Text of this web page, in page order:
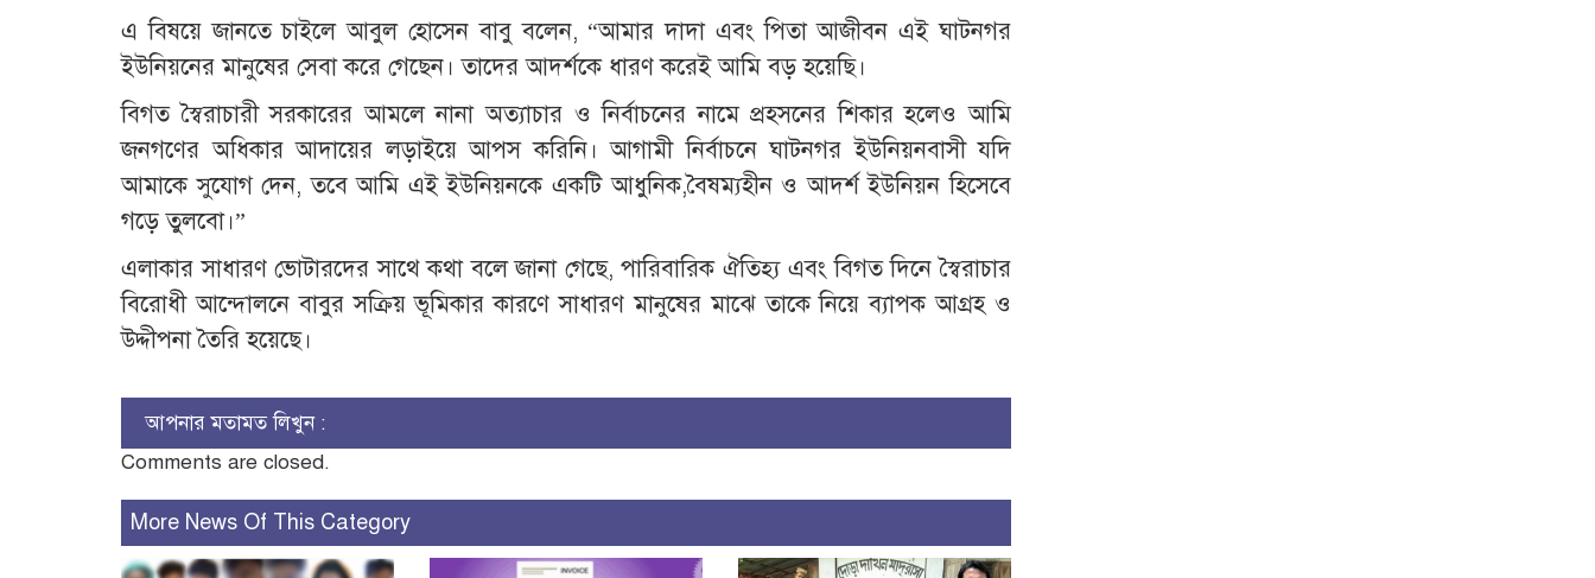
​এ বিষয়ে জানতে চাইলে আবুল হোসেন বাবু বলেন, “আমার দাদা এবং পিতা আজীবন এই ঘাটনগর
ইউনিয়নের মানুষের সেবা করে গেছেন। তাদের আদর্শকে ধারণ করেই আমি বড় হয়েছি।
বিগত স্বৈরাচারী সরকারের আমলে নানা অত্যাচার ও নির্বাচনের নামে প্রহসনের শিকার হলেও আমি
জনগণের অধিকার আদায়ের লড়াইয়ে আপস করিনি। আগামী নির্বাচনে ঘাটনগর ইউনিয়নবাসী যদি
আমাকে সুযোগ দেন, তবে আমি এই ইউনিয়নকে একটি আধুনিক,বৈষম্যহীন ও আদর্শ ইউনিয়ন হিসেবে
গড়ে তুলবো।”
​এলাকার সাধারণ ভোটারদের সাথে কথা বলে জানা গেছে, পারিবারিক ঐতিহ্য এবং বিগত দিনে স্বৈরাচার
বিরোধী আন্দোলনে বাবুর সক্রিয় ভূমিকার কারণে সাধারণ মানুষের মাঝে তাকে নিয়ে ব্যাপক আগ্রহ ও
উদ্দীপনা তৈরি হয়েছে।
আপনার মতামত লিখুন :
Comments are closed.
More News Of This Category